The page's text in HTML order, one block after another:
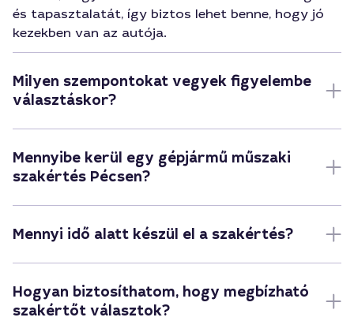
és tapasztalatát, így biztos lehet benne, hogy jó
kezekben van az autója.
Milyen szempontokat vegyek figyelembe
választáskor?
Mennyibe kerül egy gépjármű műszaki
szakértés Pécsen?
Mennyi idő alatt készül el a szakértés?
Hogyan biztosíthatom, hogy megbízható
szakértőt választok?